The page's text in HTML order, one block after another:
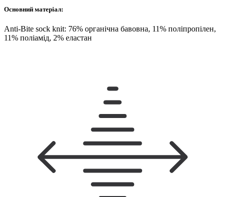
Основний матеріал:
Anti-Bite sock knit: 76% органічна бавовна, 11% поліпропілен,
11% поліамід, 2% еластан